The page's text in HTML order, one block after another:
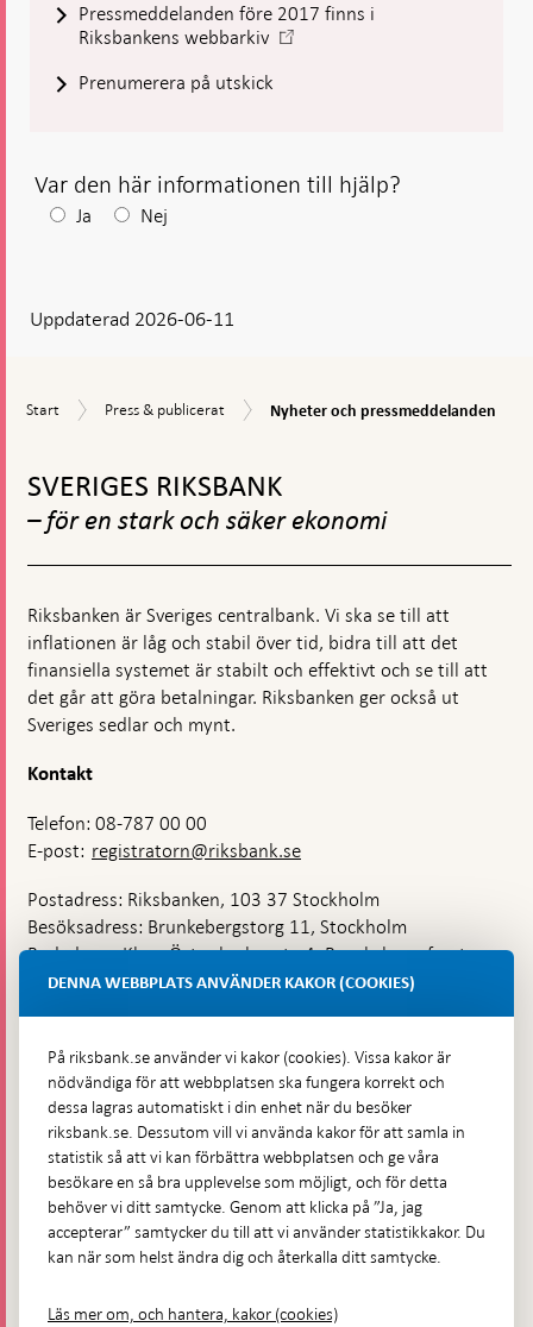
i
ny
Pressmeddelanden före 2017 finns i
Riksbankens webbarkiv
Prenumerera på utskick
Var den här informationen till hjälp?
Efter
visas
Ja Nej
Uppdaterad 2026-06-11
Start
Start
Press
Press & publicerat
Nyheter
och
Nyheter och pressmeddelanden
toppnavigation
SVERIGES RIKSBANK
– för en stark och säker ekonomi
Riksbanken är Sveriges centralbank. Vi ska se till att
inflationen är låg och stabil över tid, bidra till att det
finansiella systemet är stabilt och effektivt och se till att
det går att göra betalningar. Riksbanken ger också ut
Sveriges sedlar och mynt.
Kontakt
Telefon: 08-787 00 00
E-post: registratorn@riksbank.se
Postadress: Riksbanken, 103 37 Stockholm
Besöksadress: Brunkebergstorg 11, Stockholm
Budadress: Klara Östra kyrkogata 4, Brunkebergsfaret,
Lastplats 6
Hitta direkt
Frågor och svar-
Öppnas
i
ny
flik
Till Riksbankens webbarkiv-
Öppnas
i
ny
Presskontakt
Integritetspolicy
DENNA WEBBPLATS ANVÄNDER KAKOR (COOKIES)
På riksbank.se använder vi kakor (cookies). Vissa kakor är
nödvändiga för att webbplatsen ska fungera korrekt och
dessa lagras automatiskt i din enhet när du besöker
riksbank.se. Dessutom vill vi använda kakor för att samla in
statistik så att vi kan förbättra webbplatsen och ge våra
besökare en så bra upplevelse som möjligt, och för detta
behöver vi ditt samtycke. Genom att klicka på ”Ja, jag
accepterar” samtycker du till att vi använder statistikkakor. Du
kan när som helst ändra dig och återkalla ditt samtycke.
Läs mer om, och hantera, kakor (cookies)